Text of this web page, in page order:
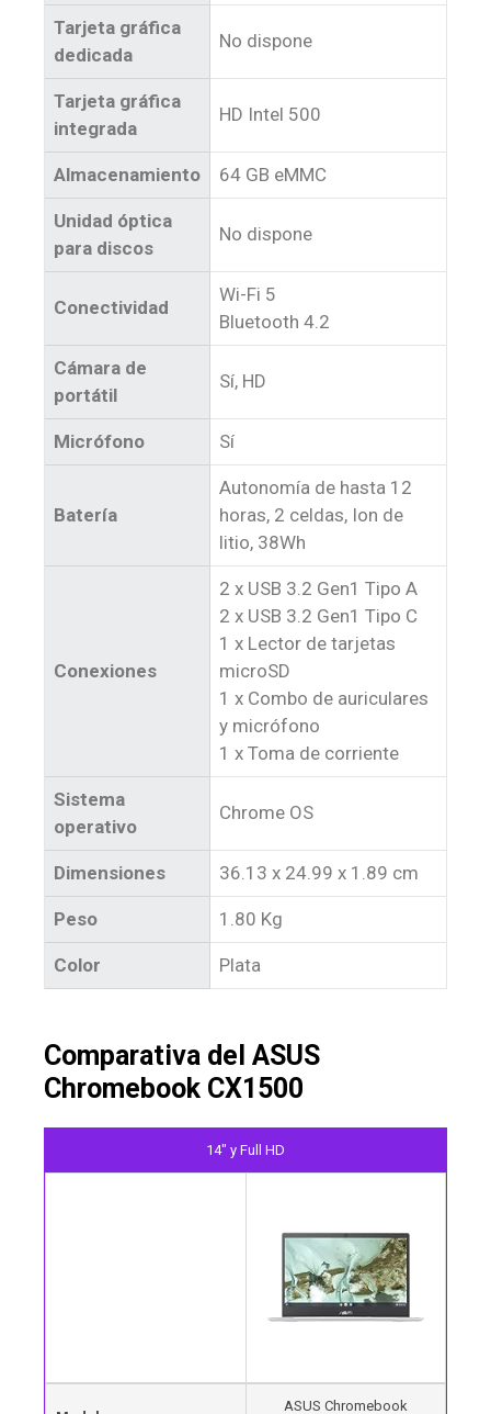
Tarjeta gráfica
dedicada
No dispone
Tarjeta gráfica
integrada
HD Intel 500
Almacenamiento 64 GB eMMC
Unidad óptica
para discos
No dispone
Conectividad
Wi-Fi 5
Bluetooth 4.2
Cámara de
portátil
Sí, HD
Micrófono Sí
Batería
Autonomía de hasta 12
horas, 2 celdas, Ion de
litio, 38Wh
Conexiones
2 x USB 3.2 Gen1 Tipo A
2 x USB 3.2 Gen1 Tipo C
1 x Lector de tarjetas
microSD
1 x Combo de auriculares
y micrófono
1 x Toma de corriente
Sistema
operativo
Chrome OS
Dimensiones 36.13 x 24.99 x 1.89 cm
Peso 1.80 Kg
Color Plata
Comparativa del ASUS
Chromebook CX1500
14" y Full HD
ASUS Chromebook